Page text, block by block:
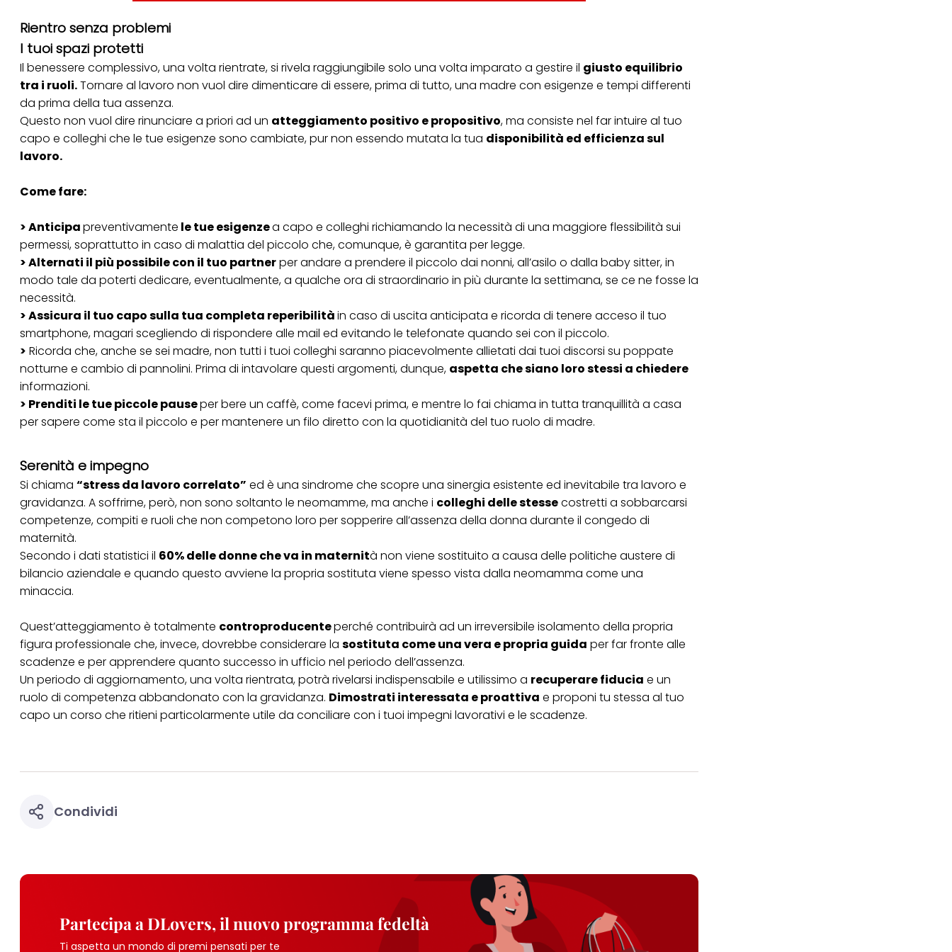
Rientro senza problemi
I tuoi spazi protetti
Il benessere complessivo, una volta rientrate, si rivela raggiungibile solo una volta imparato a gestire il giusto equilibrio
tra i ruoli.Tornare al lavoro non vuol dire dimenticare di essere, prima di tutto, una madre con esigenze e tempi differenti
da prima della tua assenza.
Questo non vuol dire rinunciare a priori ad un atteggiamento positivo e propositivo, ma consiste nel far intuire al tuo
capo e colleghi che le tue esigenze sono cambiate, pur non essendo mutata la tua disponibilità ed efficienza sul
lavoro.
Come fare:
> Anticipapreventivamente le tue esigenzea capo e colleghi richiamando la necessità di una maggiore flessibilità sui
permessi, soprattutto in caso di malattia del piccolo che, comunque, è garantita per legge.
> Alternati il più possibile con il tuo partnerper andare a prendere il piccolo dai nonni, all’asilo o dalla baby sitter, in
modo tale da poterti dedicare, eventualmente, a qualche ora di straordinario in più durante la settimana, se ce ne fosse la
necessità.
> Assicura il tuo capo sulla tua completa reperibilitàin caso di uscita anticipata e ricorda di tenere acceso il tuo
smartphone, magari scegliendo di rispondere alle mail ed evitando le telefonate quando sei con il piccolo.
> Ricorda che, anche se sei madre, non tutti i tuoi colleghi saranno piacevolmente allietati dai tuoi discorsi su poppate
notturne e cambio di pannolini. Prima di intavolare questi argomenti, dunque, aspetta che siano loro stessi a chiedere
informazioni.
> Prenditi le tue piccole pauseper bere un caffè, come facevi prima, e mentre lo fai chiama in tutta tranquillità a casa
per sapere come sta il piccolo e per mantenere un filo diretto con la quotidianità del tuo ruolo di madre.
Serenità e impegno
Si chiama “stress da lavoro correlato” ed è una sindrome che scopre una sinergia esistente ed inevitabile tra lavoro e
gravidanza. A soffrirne, però, non sono soltanto le neomamme, ma anche i colleghi delle stessecostretti a sobbarcarsi
competenze, compiti e ruoli che non competono loro per sopperire all’assenza della donna durante il congedo di
maternità.
Secondo i dati statistici il 60% delle donne che va in maternità non viene sostituito a causa delle politiche austere di
bilancio aziendale e quando questo avviene la propria sostituta viene spesso vista dalla neomamma come una
minaccia.
Quest’atteggiamento è totalmente controproducenteperché contribuirà ad un irreversibile isolamento della propria
figura professionale che, invece, dovrebbe considerare la sostituta come una vera e propria guida per far fronte alle
scadenze e per apprendere quanto successo in ufficio nel periodo dell’assenza.
Un periodo di aggiornamento, una volta rientrata, potrà rivelarsi indispensabile e utilissimo a recuperare fiducia e un
ruolo di competenza abbandonato con la gravidanza. Dimostrati interessata e proattiva e proponi tu stessa al tuo
capo un corso che ritieni particolarmente utile da conciliare con i tuoi impegni lavorativi e le scadenze.
Condividi
Partecipa a DLovers, il nuovo programma fedeltà
Ti aspetta un mondo di premi pensati per te